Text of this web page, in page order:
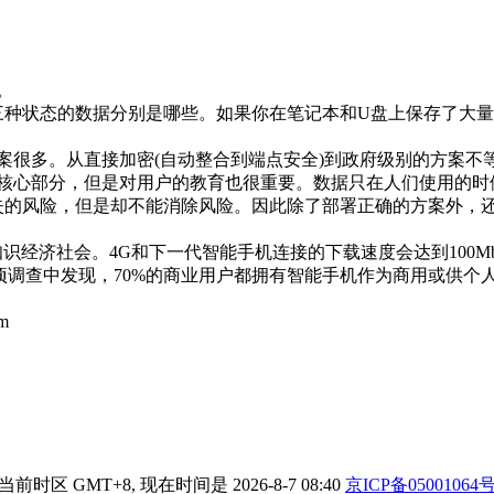
态的数据分别是哪些。如果你在笔记本和U盘上保存了大
多。从直接加密(自动整合到端点安全)到政府级别的方案不
部分，但是对用户的教育也很重要。数据只在人们使用的
风险，但是却不能消除风险。因此除了部署正确的方案外
济社会。4G和下一代智能手机连接的下载速度会达到
调查中发现，70%的商业用户都拥有智能手机作为商用或供
前时区 GMT+8, 现在时间是 2026-8-7 08:40 京ICP备05001064